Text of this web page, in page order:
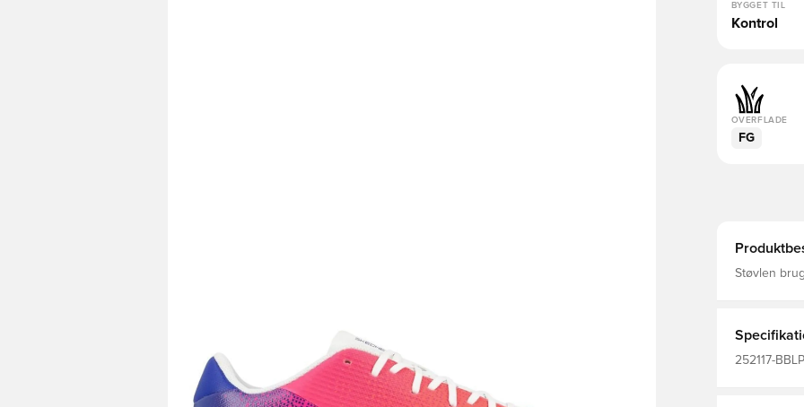
BYGGET TIL
Kontrol
OVERFLADE
FG
Støvlen
overdelen,
TPU-
252117-